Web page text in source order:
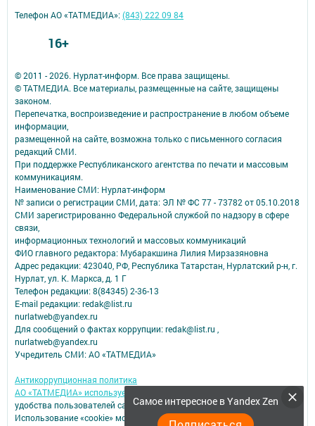
Самое интересное в Yandex Zen
© 2011 - 2026. Нурлат-⁠информ. Все права защищены.
© ТАТМЕДИА. Все материалы, размещенные на сайте, защищены
законом.
Перепечатка, воспроизведение и распространение в любом объеме
информации,
размещенной на сайте, возможна только с письменного согласия
редакций СМИ.
При поддержке Республиканского агентства по печати и массовым
коммуникациям.
Наименование СМИ: Нурлат-⁠информ
№ записи о регистрации СМИ, дата: ЭЛ № ФС 77 -⁠ 73782 от 05.10.2018
СМИ зарегистрированно Федеральной службой по надзору в сфере
связи,
информационных технологий и массовых коммуникаций
ФИО главного редактора: Мубаракшина Лилия Мирзазяновна
Адрес редакции: 423040, РФ, Республика Татарстан, Нурлатский р-н, г.
Нурлат, ул. К. Маркса, д. 1 Г
Телефон редакции: 8(84345) 2-36-13
E-mail редакции: redak@list.ru
nurlatweb@yandex.ru
Для сообщений о фактах коррупции: redak@list.ru ,
nurlatweb@yandex.ru
Учредитель СМИ: АО «ТАТМЕДИА»
Антикоррупционная политика
АО «ТАТМЕДИА» использует «cookie»
для персонализации сервисов и
удобства пользователей сайтом.
Использование «cookie» можно отменить в настройках браузера.
Телефон АО «ТАТМЕДИА»:(843) 222 09 84
16+